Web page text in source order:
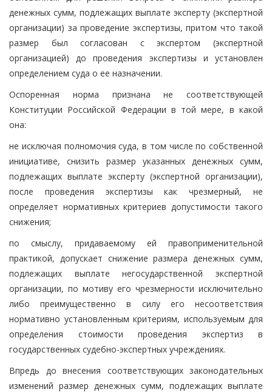
денежных сумм, подлежащих выплате эксперту (экспертной
организации) за проведение экспертизы, притом что такой
размер был согласован с экспертом (экспертной
организацией) до проведения экспертизы и установлен
определением суда о ее назначении.
Оспоренная норма признана не соответствующей
Конституции Российской Федерации в той мере, в какой
она:
не исключая полномочия суда, в том числе по собственной
инициативе, снизить размер указанных денежных сумм,
подлежащих выплате эксперту (экспертной организации),
после проведения экспертизы как чрезмерный, не
определяет нормативных критериев допустимости такого
снижения;
по смыслу, придаваемому ей правоприменительной
практикой, допускает снижение размера денежных сумм,
подлежащих выплате негосударственной экспертной
организации, по мотиву его чрезмерности исключительно
либо преимущественно в силу его несоответствия
нормативно установленным критериям, используемым для
определения стоимости проведения экспертиз в
государственных судебно-экспертных учреждениях.
Впредь до внесения соответствующих законодательных
изменений размер денежных сумм, подлежащих выплате